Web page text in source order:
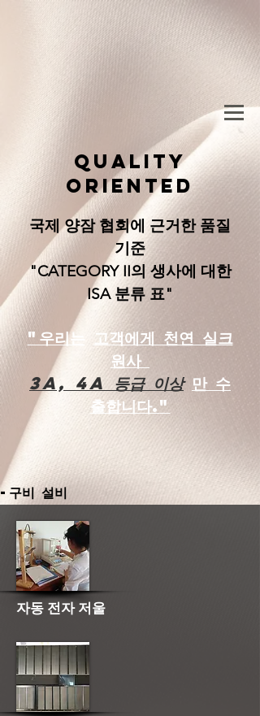
국제 양잠 협회에 근거한 품질
기준
"CATEGORY II의 생사에 대한
ISA 분류 표"
"우리는
고객에게 천연 실크
원사
3A, 4A 등급 이상 만 수
출합니다."
-구비 설비
자동 전자 저울
QUALITY
ORIENTED